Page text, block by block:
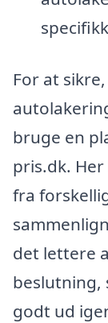
For at
bruge en
pris.dk.
fra
det lettere
beslutning,
godt ud